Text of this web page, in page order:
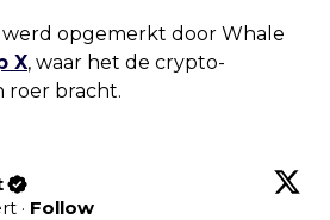
opgemerkt door Whale
X, waar het de crypto-
roer bracht.
· Follow